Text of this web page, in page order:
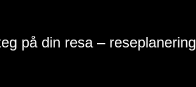
på din resa – reseplanering